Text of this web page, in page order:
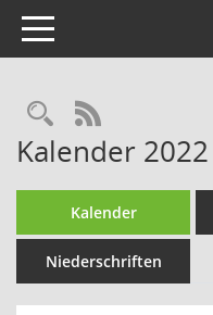
Toggle navigation
RSS-Feed
Kalender
Kalender
Niederschriften